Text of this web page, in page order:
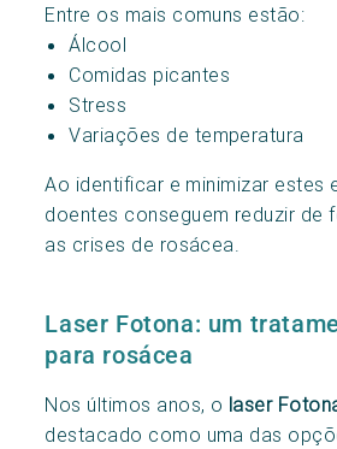
Entre os mais comuns estão:
Álcool
Comidas picantes
Stress
Variações de temperatura
Ao identificar e minimizar estes
doentes conseguem reduzir de
as crises de rosácea.
Laser Fotona: um
para rosácea
Nos últimos anos, o laser
destacado como uma das